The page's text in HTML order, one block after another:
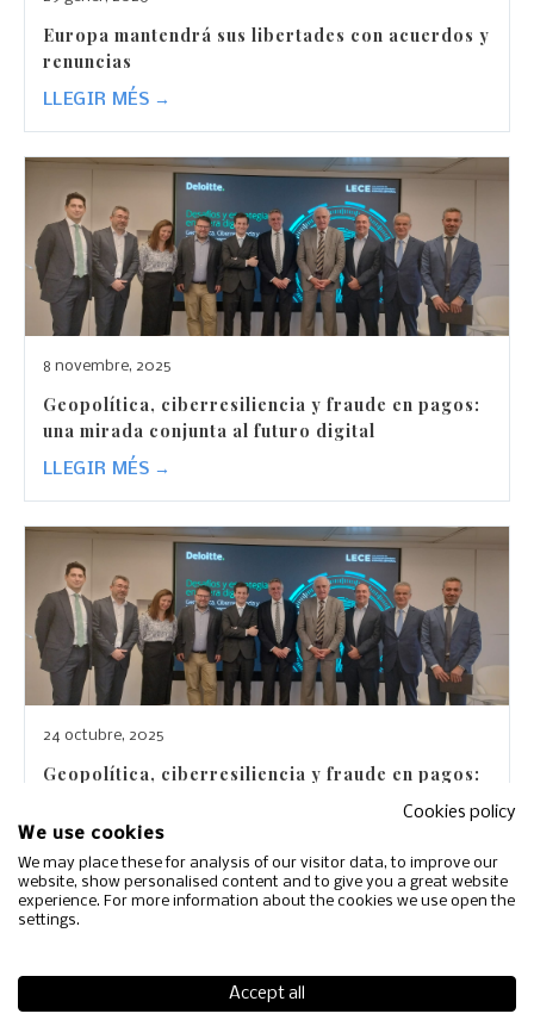
Europa mantendrá sus libertades con acuerdos y
renuncias
LLEGIR MÉS →
8 novembre, 2025
Geopolítica, ciberresiliencia y fraude en pagos:
una mirada conjunta al futuro digital
LLEGIR MÉS →
24 octubre, 2025
Geopolítica, ciberresiliencia y fraude en pagos:
LLEGIR MÉS →
Comitè Espanyol (LECE) Activitats
Fer-se soci
Cookies policy
We use cookies
We may place these for analysis of our visitor data, to improve our
website, show personalised content and to give you a great website
experience. For more information about the cookies we use open the
settings.
Accept all